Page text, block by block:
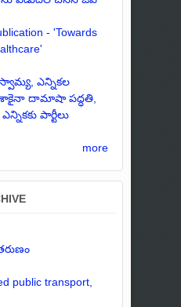
- 'Towards
ఎన్నికల
దామాషా పద్ధతి,
పార్టీలు
more
public transport,